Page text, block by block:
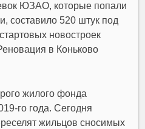
ЮЗАО, которые попали
составило 520 штук под
новостроек
в Коньково
жилого фонда
го года. Сегодня
жильцов сносимых